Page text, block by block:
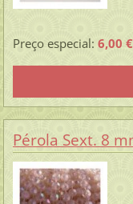
Preço especial: 6,00 €
Pérola Sext. 8